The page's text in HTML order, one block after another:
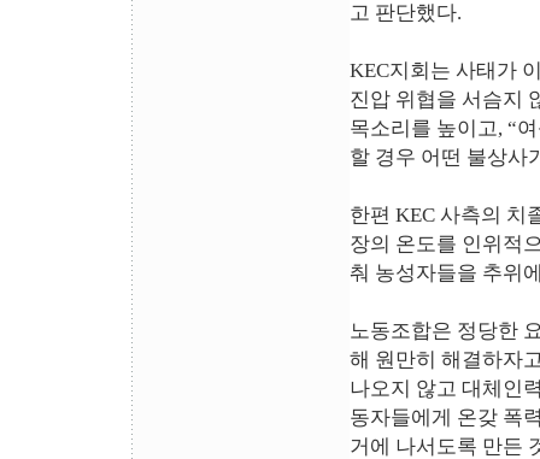
고 판단했다.
KEC지회는 사태가
진압 위협을 서슴지
목소리를 높이고, “
할 경우 어떤 불상사
한편 KEC 사측의 치
장의 온도를 인위적
춰 농성자들을 추위
노동조합은 정당한
해 원만히 해결하자
나오지 않고 대체인
동자들에게 온갖 폭
거에 나서도록 만든